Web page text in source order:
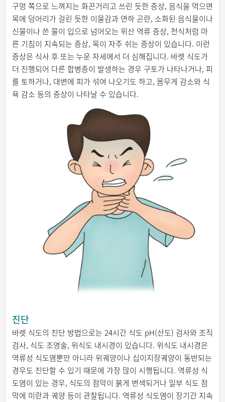
구멍 쪽으로 느껴지는 화끈거리고 쓰린 듯한 증상, 음식을 먹으면
목에 덩어리가 걸린 듯한 이물감과 연하 곤란, 소화된 음식물이나
신물이나 쓴 물이 입으로 넘어오는 위산 역류 증상, 천식처럼 마
른 기침이 지속되는 증상, 목이 자주 쉬는 증상이 있습니다. 이런
증상은 식사 후 또는 누운 자세에서 더 심해집니다. 바렛 식도가
더 진행되어 다른 합병증이 발생하는 경우 구토가 나타나거나, 피
를 토하거나, 대변에 피가 섞여 나오기도 하고, 몸무게 감소와 식
욕 감소 등의 증상이 나타날 수 있습니다.
진단
바렛 식도의 진단 방법으로는 24시간 식도 pH(산도) 검사와 조직
검사, 식도 조영술, 위식도 내시경이 있습니다. 위식도 내시경은
역류성 식도염뿐만 아니라 위궤양이나 십이지장궤양이 동반되는
경우도 진단할 수 있기 때문에 가장 많이 시행됩니다. 역류성 식
도염이 있는 경우, 식도의 점막이 붉게 변색되거나 일부 식도 점
막에 미란과 궤양 등이 관찰됩니다. 역류성 식도염이 장기간 지속